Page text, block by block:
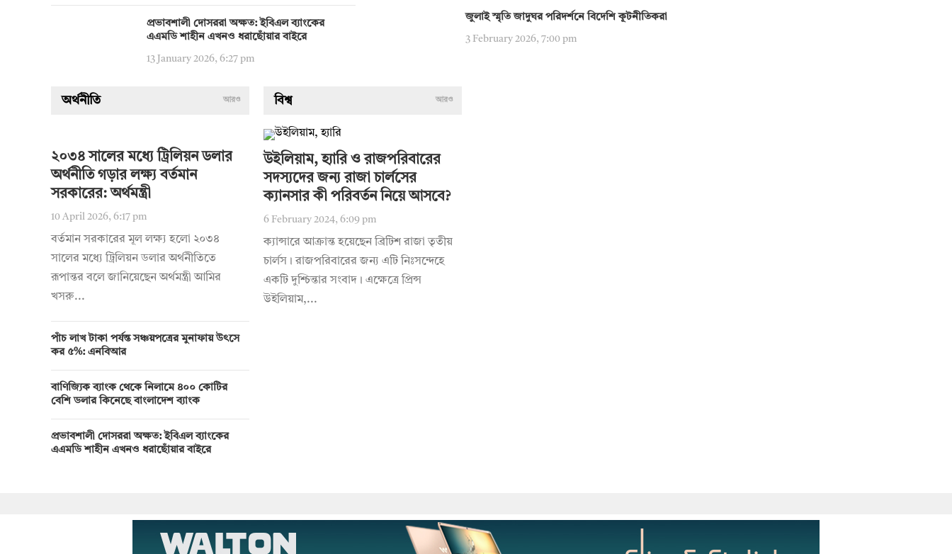
প্রভাবশালী দোসররা অক্ষত: ইবিএল ব্যাংকের
এএমডি শাহীন এখনও ধরাছোঁয়ার বাইরে
13 January 2026, 6:27 pm
জুলাই স্মৃতি জাদুঘর পরিদর্শনে বিদেশি কূটনীতিকরা
3 February 2026, 7:00 pm
অর্থনীতি আরও
২০৩৪ সালের মধ্যে ট্রিলিয়ন ডলার
অর্থনীতি গড়ার লক্ষ্য বর্তমান
সরকারের: অর্থমন্ত্রী
10 April 2026, 6:17 pm
বর্তমান সরকারের মূল লক্ষ্য হলো ২০৩৪
সালের মধ্যে ট্রিলিয়ন ডলার অর্থনীতিতে
রূপান্তর বলে জানিয়েছেন অর্থমন্ত্রী আমির
খসরু...
পাঁচ লাখ টাকা পর্যন্ত সঞ্চয়পত্রের মুনাফায় উৎসে
কর ৫%: এনবিআর
বাণিজ্যিক ব্যাংক থেকে নিলামে ৪০০ কোটির
বেশি ডলার কিনেছে বাংলাদেশ ব্যাংক
প্রভাবশালী দোসররা অক্ষত: ইবিএল ব্যাংকের
এএমডি শাহীন এখনও ধরাছোঁয়ার বাইরে
বিশ্ব আরও
উইলিয়াম, হ্যারি ও রাজপরিবারের
সদস্যদের জন্য রাজা চার্লসের
ক্যানসার কী পরিবর্তন নিয়ে আসবে?
6 February 2024, 6:09 pm
ক্যান্সারে আক্রান্ত হয়েছেন ব্রিটিশ রাজা তৃতীয়
চার্লস। রাজপরিবারের জন্য এটি নিঃসন্দেহে
একটি দুশ্চিন্তার সংবাদ। এক্ষেত্রে প্রিন্স
উইলিয়াম,...